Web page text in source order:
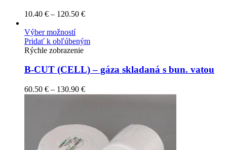
10.40 € – 120.50 €
Výber možností
Pridať k obľúbeným
Rýchle zobrazenie
B-CUT (CELL) – gáza skladaná s bun. vatou
60.50 € – 130.90 €